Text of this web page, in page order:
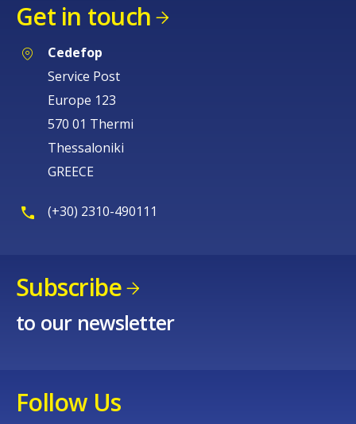
Get in touch
Cedefop
Service Post
Europe 123
570 01 Thermi
Thessaloniki
GREECE
(+30) 2310-490111
Subscribe
to our newsletter
Follow Us